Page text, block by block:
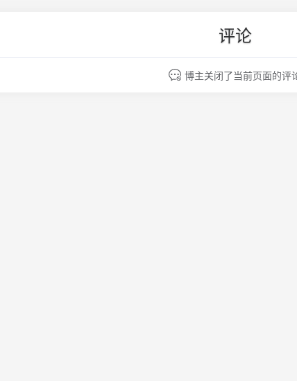
评论
博主关闭了当前页面的评